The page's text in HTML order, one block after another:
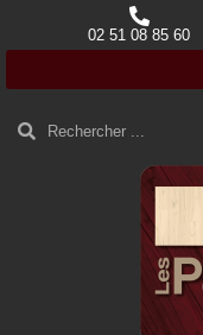
02 51 08 85 60